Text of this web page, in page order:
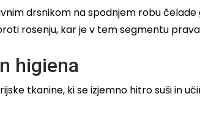
drsnikom na spodnjem robu
rosenju, kar je v tem segmentu
higiena
tkanine, ki se izjemno hitro suši in